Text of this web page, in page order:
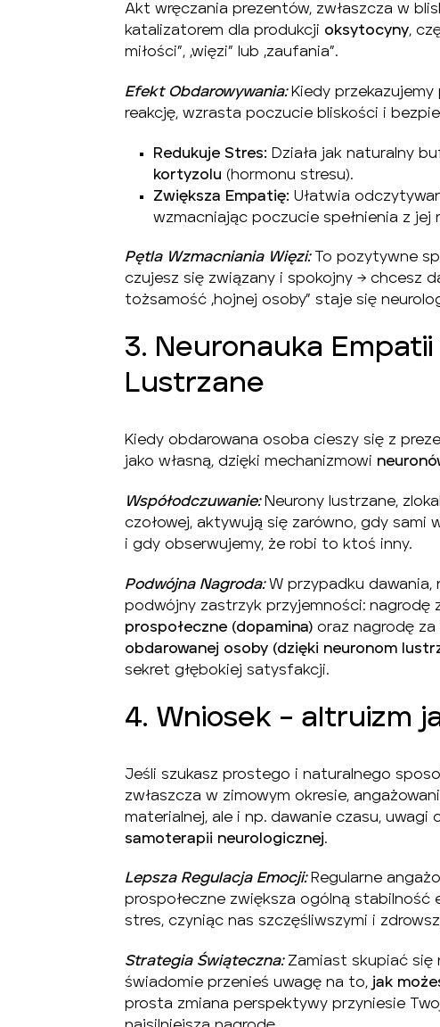
Akt wręczania prezentów, zwłaszcza w
katalizatorem dla produkcji oksytocyny,
miłości”, „więzi” lub „zaufania”.
Efekt Obdarowywania: Kiedy
reakcję, wzrasta poczucie bliskości i
Redukuje Stres: Działa jak naturalny
kortyzolu (hormonu stresu).
Zwiększa Empatię: Ułatwia
wzmacniając poczucie spełnienia z jej
Pętla Wzmacniania Więzi:
To pozytywne
czujesz się związany i spokojny → chcesz
tożsamość „hojnej osoby” staje się
3. Neuronauka
Lustrzane
Kiedy obdarowana osoba cieszy się z
jako własną, dzięki mechanizmowi
Współodczuwanie:Neurony lustrzane,
czołowej, aktywują się zarówno, gdy sami
i gdy obserwujemy, że robi to ktoś inny.
Podwójna Nagroda:W przypadku dawania,
podwójny zastrzyk przyjemności: nagrodę
prospołeczne (dopamina) oraz nagrodę za
obdarowanej osoby (dzięki neuronom
sekret głębokiej satysfakcji.
4. Wniosek – altruizm
Jeśli szukasz prostego i naturalnego
zwłaszcza w zimowym okresie,
materialnej, ale i np. dawanie czasu,
samoterapii neurologicznej.
Lepsza Regulacja Emocji:Regularne
prospołeczne zwiększa ogólną stabilność
stres, czyniąc nas szczęśliwszymi i
Strategia Świąteczna:Zamiast skupiać się
świadomie przenieś uwagę na to, jak
prosta zmiana perspektywy przyniesie